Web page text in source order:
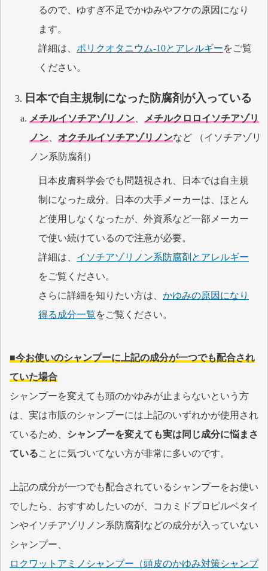
るので、ゆすぎ不足でかゆみやフケの原因になり
ます。
詳細は、 ポリクオタニウム-10とアレルギーをご覧
ください。
日本で自主規制になった防腐剤が入っている
メチルイソチアゾリノン
メチルクロロイソチアゾリ
ノン
オクチルイソチアゾリノンなど （イソチアゾリ
ノン系防腐剤）
日本皮膚科学会でも問題視され、日本では自主規
制になった成分。日本の大手メーカーは、ほとん
ど使用しなくなったが、外資系など一部メーカー
で使い続けているので注意が必要。
詳細は、 イソチアゾリノン系防腐剤とアレルギー
をご覧ください。
さらに詳細を知りたい方は、 かゆみの原因になり
得る成分一覧をご覧ください。
■今お使いのシャンプーに上記の成分が一つでも配合され
ていた場合
シャンプーを変えても頭のかゆみが止まらないという方
は、実は市販のシャンプーには上記のいずれかが使用され
ているため、 シャンプーを変えても実は同じ成分に悩まさ
ていることに気づいてない方が非常に多いのです。
上記の成分が一つでも配合されているシャンプーをお使い
でしたら、おすすめしたいのが、コカミドプロピルベタイ
ンやイソチアゾリノン系防腐剤などの成分が入っていない
シャンプー、
ロクワットアミノシャンプー（頭皮のかゆみ対策シャンプ